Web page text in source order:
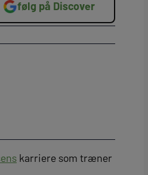
følg på Discover
karriere som træner